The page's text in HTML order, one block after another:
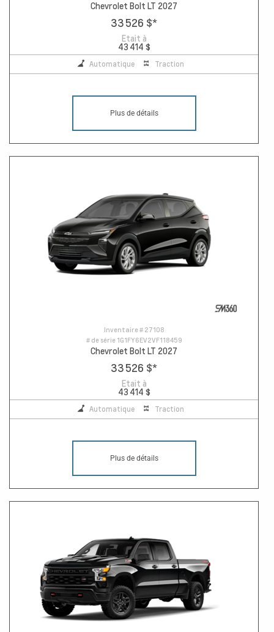
Chevrolet Bolt LT 2027
33 526 $*
Etait à
43 414 $
Automatique Traction
Plus de détails
Inventaire # 27108
# de série 1G1FY6EV2VF118459
Chevrolet Bolt LT 2027
33 526 $*
Etait à
43 414 $
Automatique Traction
Plus de détails